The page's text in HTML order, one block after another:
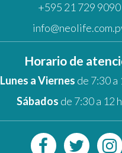
+595 21 729 9090
Horario de
Lunes a Viernes de 7:30 a
Sábados de 7:30 a 12